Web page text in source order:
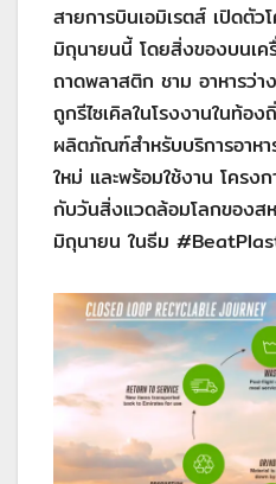
สายการบินเอมิเรตส์ เปิดตัว
มิถุนายนนี้ โดยสิ่งของบนเ
ถาดพลาสติก ชาม อาหารว่า
ถูกรีไซเคิลในโรงงานในท้อง
ผลิตภัณฑ์สำหรับบริการอาหา
ใหม่ และพร้อมใช้งาน โครง
กับวันสิ่งแวดล้อมโลกของส
มิถุนายน ในธีม